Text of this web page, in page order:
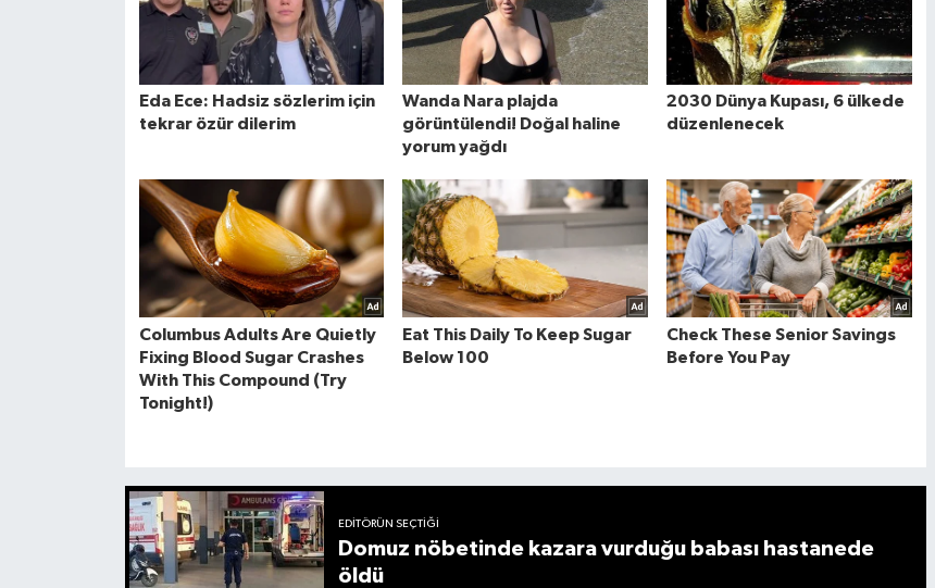
EDITÖRÜN SEÇTIĞI
Domuz nöbetinde kazara vurduğu babası hastanede
öldü